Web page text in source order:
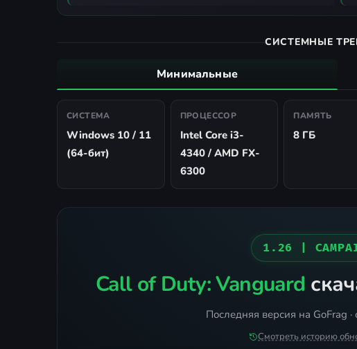
СИСТЕМНЫЕ
Минимальные
СИСТЕМА
Windows 10 / 11
(64-бит)
ПРОЦЕССОР
Intel Core i3-
4340 / AMD FX-
6300
ПАМЯТЬ
8 ГБ
1.26 |
Call of Duty: Vanguard
Последняя версия на GoFrag
Смотреть историю